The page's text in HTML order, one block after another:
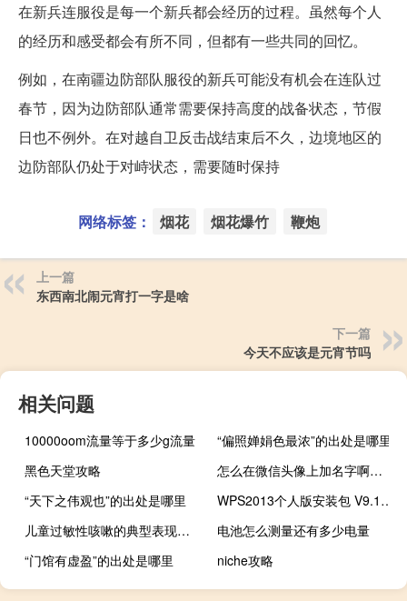
在新兵连服役是每一个新兵都会经历的过程。虽然每个人
的经历和感受都会有所不同，但都有一些共同的回忆。
例如，在南疆边防部队服役的新兵可能没有机会在连队过
春节，因为边防部队通常需要保持高度的战备状态，节假
日也不例外。在对越自卫反击战结束后不久，边境地区的
边防部队仍处于对峙状态，需要随时保持
网络标签： 烟花 烟花爆竹 鞭炮
上一篇
东西南北闹元宵打一字是啥
下一篇
今天不应该是元宵节吗
相关问题
10000oom流量等于多少g流量
“偏照婵娟色最浓”的出处是哪里
黑色天堂攻略
怎么在微信头像上加名字啊（怎么在微信头像上加国旗）
“天下之伟观也”的出处是哪里
WPS2013个人版安装包 V9.1.0.5155 免费完整版（WPS2013个人版安装包 V9.1.0.5155 免费完整版功能简介）
儿童过敏性咳嗽的典型表现（儿童过敏怎么办）
电池怎么测量还有多少电量
“门馆有虚盈”的出处是哪里
niche攻略